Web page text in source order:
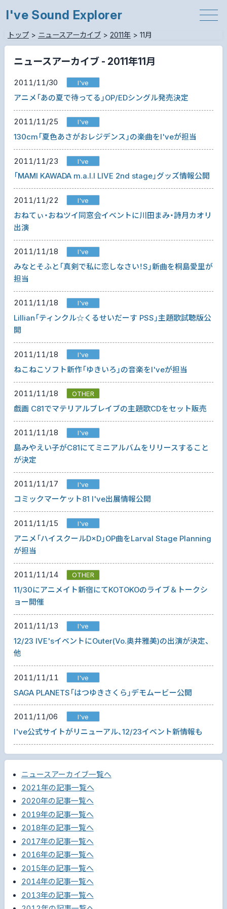
I've Sound Explorer
トップ> ニュースアーカイブ> 2011年> 11月
ニュースアーカイブ - 2011年11月
2011/11/30 I've
アニメ「あの夏で待ってる」OP/EDシングル発売決定
2011/11/25 I've
130cm「夏色あさがおレジデンス」の楽曲をI'veが担当
2011/11/23 I've
「MAMI KAWADA m.a.l.l LIVE 2nd stage」グッズ情報公開
2011/11/22 I've
おねてぃ・おねツイ同窓会イベントに川田まみ・詩月カオリ
出演
2011/11/18 I've
みなとそふと「真剣で私に恋しなさい！S」新曲を桐島愛里が
担当
2011/11/18 I've
Lillian「ティンクル☆くるせいだーす PSS」主題歌試聴版公
開
2011/11/18 I've
ねこねこソフト新作「ゆきいろ」の音楽をI'veが担当
2011/11/18 OTHER
戯画 C81でマテリアルブレイブの主題歌CDをセット販売
2011/11/18 I've
島みやえい子がC81にてミニアルバムをリリースすること
が決定
2011/11/17 I've
コミックマーケット81 I've出展情報公開
2011/11/15 I've
アニメ「ハイスクールD×D」OP曲をLarval Stage Planning
が担当
2011/11/14 OTHER
11/30にアニメイト新宿にてKOTOKOのライブ＆トークシ
ョー開催
2011/11/13 I've
12/23 IVE'sイベントにOuter(Vo.奥井雅美)の出演が決定、
他
2011/11/11 I've
SAGA PLANETS「はつゆきさくら」デモムービー公開
2011/11/06 I've
I've公式サイトがリニューアル、12/23イベント新情報も
ニュースアーカイブ一覧へ
2021年の記事一覧へ
2020年の記事一覧へ
2019年の記事一覧へ
2018年の記事一覧へ
2017年の記事一覧へ
2016年の記事一覧へ
2015年の記事一覧へ
2014年の記事一覧へ
2013年の記事一覧へ